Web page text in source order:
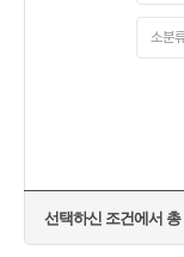
선택하신 조건에서 총